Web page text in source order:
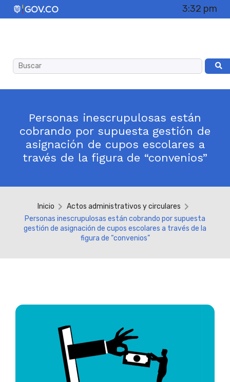
3:32 pm
Personas inescrupulosas están
cobrando por supuesta gestión de
asignación de cupos escolares a
través de la figura de “convenios”
Inicio
Actos administrativos y circulares
Personas inescrupulosas están cobrando por supuesta
gestión de asignación de cupos escolares a través de la
figura de “convenios”